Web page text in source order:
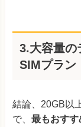
3.大容量の
SIMプラン
結論、20GB以
で、 最もおすす